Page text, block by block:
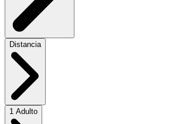
Distancia
1 Adulto